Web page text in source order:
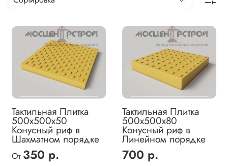
Тактильная Плитка
500х500х50
Конусный риф в
Шахматном порядке
От 350 р.
Тактильная Плитка
500х500х80
Конусный риф в
Линейном порядке
700 р.